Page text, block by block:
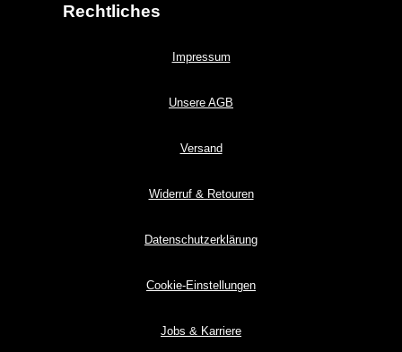
Rechtliches
Impressum
Unsere AGB
Versand
Widerruf & Retouren
Datenschutzerklärung
Cookie-Einstellungen
Jobs & Karriere